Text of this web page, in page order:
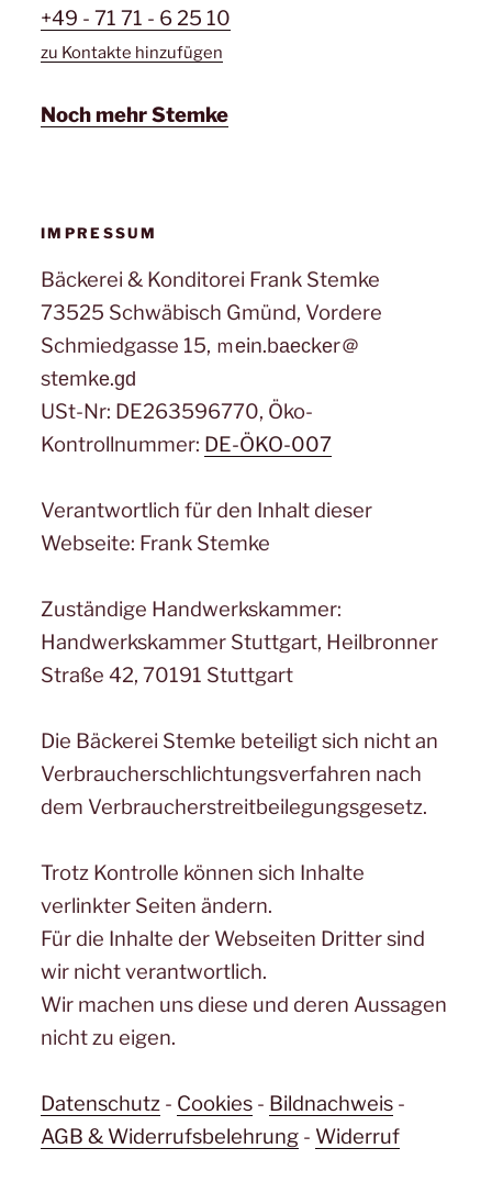
+49 - 71 71 - 6 25 10
zu Kontakte hinzufügen
Noch mehr Stemke
IMPRESSUM
Bäckerei & Konditorei Frank Stemke
73525 Schwäbisch Gmünd, Vordere
Schmiedgasse 15, ｍеin.bаеϲkеr＠
stеmkе.ɡԁ
USt-Nr: DE263596770, Öko-
Kontrollnummer: DE-ÖKO-007
Verantwortlich für den Inhalt dieser
Webseite: Frank Stemke
Zuständige Handwerkskammer:
Handwerkskammer Stuttgart, Heilbronner
Straße 42, 70191 Stuttgart
Die Bäckerei Stemke beteiligt sich nicht an
Verbraucherschlichtungsverfahren nach
dem Verbraucherstreitbeilegungsgesetz.
Trotz Kontrolle können sich Inhalte
verlinkter Seiten ändern.
Für die Inhalte der Webseiten Dritter sind
wir nicht verantwortlich.
Wir machen uns diese und deren Aussagen
nicht zu eigen.
Datenschutz- Cookies- Bildnachweis-
AGB & Widerrufsbelehrung- Widerruf